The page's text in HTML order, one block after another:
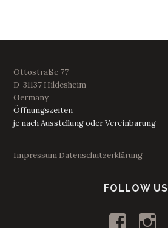
Ottostraße 77
D-31137 Hildesheim
Germany
Öffnungszeiten
je nach Ausstellung oder Vereinbarung
Impressum Datenschutzerklärung
FOLLOW US
Profil